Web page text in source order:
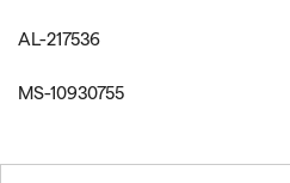
AL-217536
MS-10930755